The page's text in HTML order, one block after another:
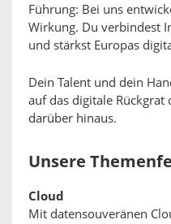
Führung: Bei uns
Wirkung. Du verbindest
und stärkst Europas
Dein Talent und dein
auf das digitale Rückgrat
darüber hinaus.
Unsere
Cloud
Mit datensouveränen